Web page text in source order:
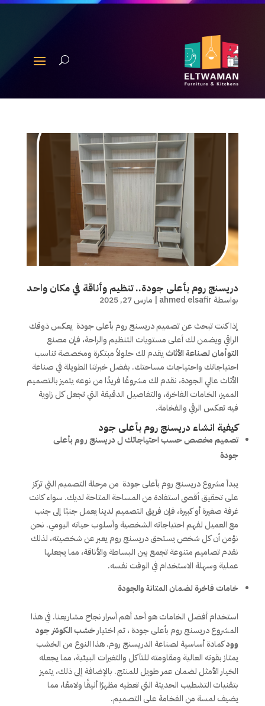
دريسنج روم بأعلى جودة.. تنظيم وأناقة في مكان واحد
بواسطة ahmed elsafir
| مارس 27, 2025
إذا كنت تبحث عن تصميم دريسنج روم بأعلى جودة يعكس ذوقك
الراقي ويضمن لك أعلى مستويات التنظيم والراحة، فإن مصنع
التوأمان لصناعة الأثاثيقدم لك حلولاً مبتكرة ومخصصة تناسب
احتياجاتك واحتياجات مساحتك. بفضل خبرتنا الطويلة في صناعة
الأثاث عالي الجودة، نقدم لك مشروعًا فريدًا من نوعه يتميز بالتصميم
المميز، الخامات الفاخرة، والتفاصيل الدقيقة التي تجعل كل زاوية
فيه تعكس الرقي والفخامة.
كيفية انشاء دريسنج روم بأعلى جود
تصميم مخصص حسب احتياجاتك ل دريسنج روم بأعلى
جودة
يبدأ مشروع دريسنج روم بأعلى جودة من مرحلة التصميم التي تركز
على تحقيق أقصى استفادة من المساحة المتاحة لديك. سواء كانت
غرفة صغيرة أو كبيرة، فإن فريق التصميم لدينا يعمل جنبًا إلى جنب
مع العميل لفهم احتياجاته الشخصية وأسلوب حياته اليومي. نحن
نؤمن أن كل شخص يستحق دريسنج روم يعبر عن شخصيته، لذلك
نقدم تصاميم متنوعة تجمع بين البساطة والأناقة، مما يجعلها
عملية وسهلة الاستخدام في الوقت نفسه.
خامات فاخرة لضمان المتانة والجودة
استخدام أفضل الخامات هو أحد أهم أسرار نجاح مشاريعنا. في هذا
المشروع دريسنج روم بأعلى جودة ، تم اختيارخشب الكونتر جود
وودكمادة أساسية لصناعة الدريسنج روم. هذا النوع من الخشب
يمتاز بقوته العالية ومقاومته للتآكل والتغيرات البيئية، مما يجعله
الخيار الأمثل لضمان عمر طويل للمنتج. بالإضافة إلى ذلك، يتميز
بتقنيات التشطيب الحديثة التي تعطيه مظهرًا أنيقًا ولامعًا، مما
يضيف لمسة من الفخامة على التصميم.